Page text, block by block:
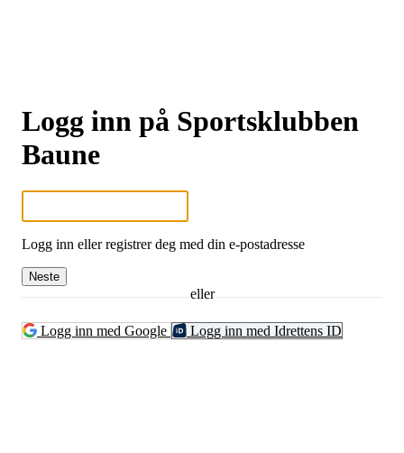
Logg inn på Sportsklubben
Baune
Logg inn eller registrer deg med din e-postadresse
Neste
eller
Logg inn med Google Logg inn med Idrettens ID